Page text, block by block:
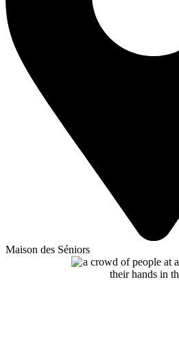
Maison des Séniors